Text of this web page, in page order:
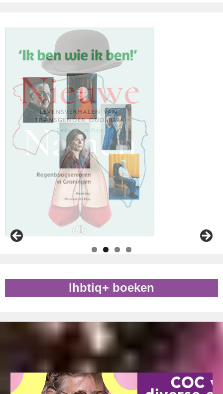
lhbtiq+ boeken